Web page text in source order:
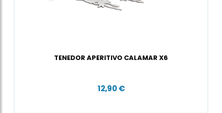
TENEDOR APERITIVO CALAMAR X6
12,90 €